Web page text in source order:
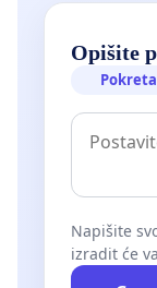
Opišite
Napišite
izradit će